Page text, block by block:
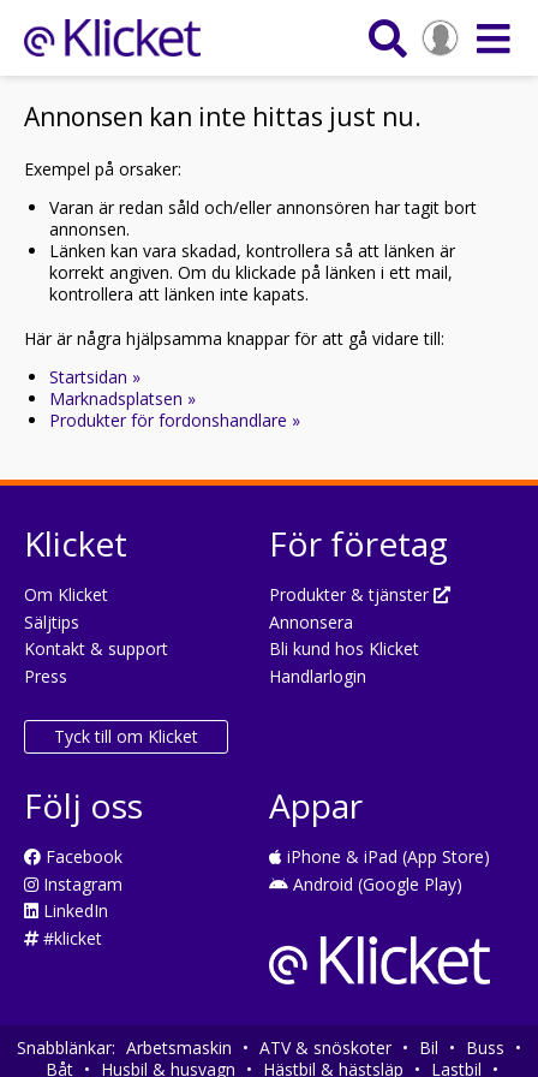
Annonsen kan inte hittas just nu.
Exempel på orsaker:
Varan är redan såld och/eller annonsören har tagit bort
annonsen.
Länken kan vara skadad, kontrollera så att länken är
korrekt angiven. Om du klickade på länken i ett mail,
kontrollera att länken inte kapats.
Här är några hjälpsamma knappar för att gå vidare till:
Startsidan »
Marknadsplatsen »
Produkter för fordonshandlare »
Klicket
Om Klicket
Säljtips
Kontakt & support
Press
Tyck till om Klicket
För företag
Produkter & tjänster
Annonsera
Bli kund hos Klicket
Handlarlogin
Följ oss
Facebook
Instagram
LinkedIn
#klicket
Appar
iPhone & iPad (App Store)
Android (Google Play)
Snabblänkar: Arbetsmaskin • ATV & snöskoter • Bil • Buss •
Båt • Husbil & husvagn • Hästbil & hästsläp • Lastbil •